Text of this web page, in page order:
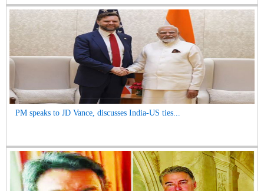
PM speaks to JD Vance, discusses India-US ties...